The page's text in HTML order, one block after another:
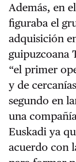
Además, en
figuraba el
adquisición
guipuzcoana
“el primer
y de
segundo en
una
Euskadi ya
acuerdo con